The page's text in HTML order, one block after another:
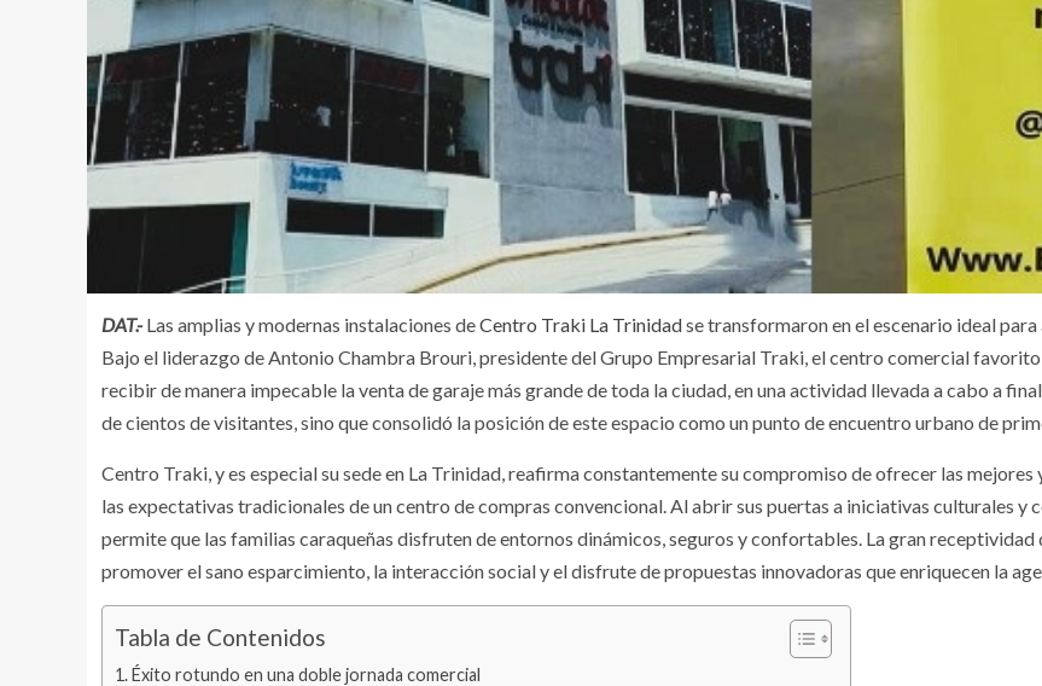
DAT.-Las amplias y modernas instalaciones deCentro Traki La Trinidadse transformaron en el escenario ideal para
Bajo el liderazgo de Antonio Chambra Brouri, presidente del Grupo Empresarial Traki, el centro comercial
recibir de manera impecable la venta de garaje más grande de toda la ciudad, en una actividad llevada a cabo a
de cientos de visitantes, sino que consolidó la posición de este espacio como un punto de encuentro urbano de
Centro Traki, y es especial su sede en La Trinidad, reafirma constantemente su compromiso de ofrecer las
las expectativas tradicionales de un centro de compras convencional. Al abrir sus puertas a iniciativas culturales y
permite que las familias caraqueñas disfruten de entornos dinámicos, seguros y confortables. La gran
promover el sano esparcimiento, la interacción social y el disfrute de propuestas innovadoras que enriquecen la
Tabla de Contenidos
Éxito rotundo en una doble jornada comercial